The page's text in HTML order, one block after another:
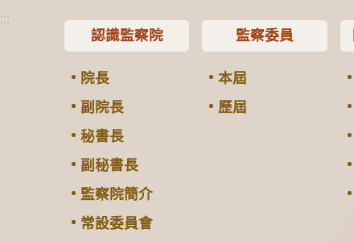
:::
認識監察院
院長
副院長
秘書長
副秘書長
監察院簡介
常設委員會
監察委員
本屆
歷屆